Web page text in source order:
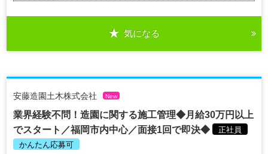
気になる
安藤造園土木株式会社 New
業界経験不問！造園に関する施工管理◆月給30万円以上
でスタート／福岡市内中心／面接1回で即決◆
正社員
かんたん応募可